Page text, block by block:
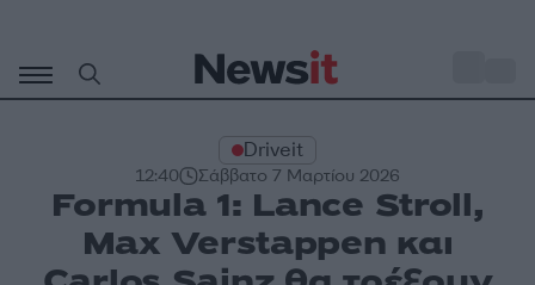
περιεχόμενο
Driveit
12:40 Σάββατο 7 Μαρτίου 2026
Formula 1: Lance Stroll,
Max Verstappen και